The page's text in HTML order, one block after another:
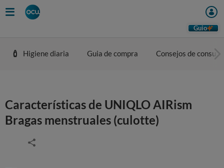
Guio
Higiene diaria Guia de compra Consejos de
Características de UNIQLO AIRism
Bragas menstruales (culotte)